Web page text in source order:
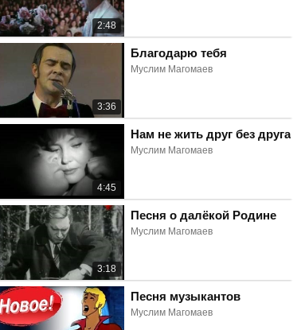
2:48
3:36
Благодарю тебя
Муслим Магомаев
4:45
Нам не жить друг без друга
Муслим Магомаев
3:18
Песня о далёкой Родине
Муслим Магомаев
Песня музыкантов
Муслим Магомаев